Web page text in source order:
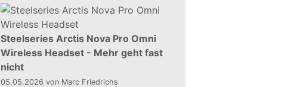
Steelseries Arctis Nova Pro Omni
Wireless Headset - Mehr geht fast
nicht
05.05.2026 von Marc Friedrichs